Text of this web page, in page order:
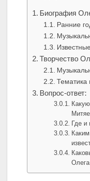
Биография
Ранние
Творчество
Тематика
Вопрос-ответ:
Где и